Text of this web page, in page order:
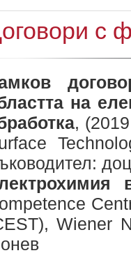
с
на
,
Wiener